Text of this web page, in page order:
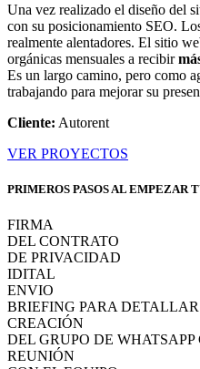
Una vez realizado el diseño del
con su posicionamiento SEO.
realmente alentadores. El sitio
orgánicas mensuales a recibir
Es un largo camino, pero como
trabajando para mejorar su
Cliente: Autorent
VER PROYECTOS
PRIMEROS PASOS AL EMPEZAR
FIRMA
DEL CONTRATO
DE PRIVACIDAD
IDITAL
ENVIO
BRIEFING PARA
CREACIÓN
DEL GRUPO DE
REUNIÓN